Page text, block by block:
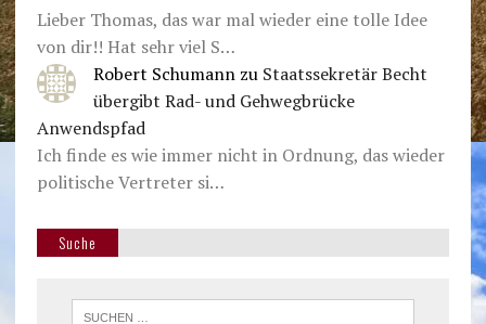
Lieber Thomas, das war mal wieder eine tolle Idee
von dir!! Hat sehr viel S…
Robert Schumann zu Staatssekretär Becht
übergibt Rad- und Gehwegbrücke
Anwendspfad
Ich finde es wie immer nicht in Ordnung, das wieder
politische Vertreter si…
Suche